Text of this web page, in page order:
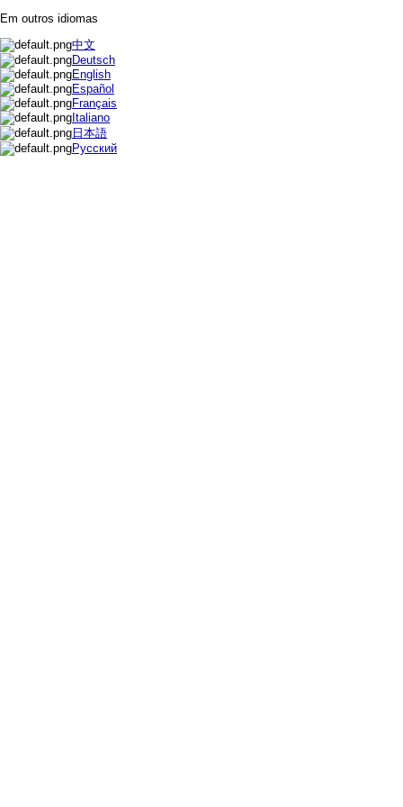
Em outros idiomas
中文
Deutsch
English
Español
Français
Italiano
日本語
Русский